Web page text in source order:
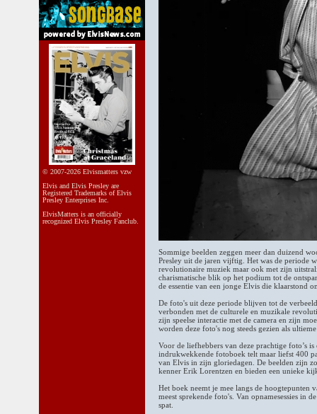
© 2007-2026 Elvismatters vzw
Elvis and Elvis Presley are
Registered Trademarks of Elvis
Presley Enterprises Inc.
ElvisMatters is an officially
recognized Elvis Presley Fanclub.
Sommige beelden zeggen meer dan duizend
Presley uit de jaren vijftig. Het was de periode
revolutionaire muziek maar ook met zijn
charismatische blik op het podium tot de
de essentie van een jonge Elvis die klaarstond
De foto's uit deze periode blijven tot de
verbonden met de culturele en muzikale
zijn speelse interactie met de camera en zijn
worden deze foto's nog steeds gezien als
Voor de liefhebbers van deze prachtige foto’s
indrukwekkende fotoboek telt maar liefst 400
van Elvis in zijn gloriedagen. De beelden zijn
kenner Erik Lorentzen en bieden een unieke
Het boek neemt je mee langs de hoogtepunten
meest sprekende foto's. Van opnamesessies in
spat.